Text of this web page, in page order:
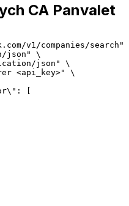
CA Panvalet
v1/companies/search"
json" \
json" \
<api_key>" \
[